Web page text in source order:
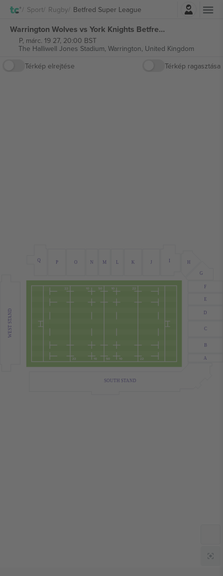
Sport Rugby Betfred Super League
Belépés
Warrington Wolves vs York Knights Betfred Super League jegyek
P, márc. 19 27, 20:00 BST
The Halliwell Jones Stadium, Warrington, United Kingdom
Térkép elrejtése
Térkép ragasztása
SOUTH STAND
WEST STAND
A
B
C
D
E
F
G
H
K
M
N
O
P
Q